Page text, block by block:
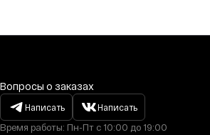
Вопросы о заказах
Написать Написать
Время работы: Пн-Пт с 10:00 до 19:00